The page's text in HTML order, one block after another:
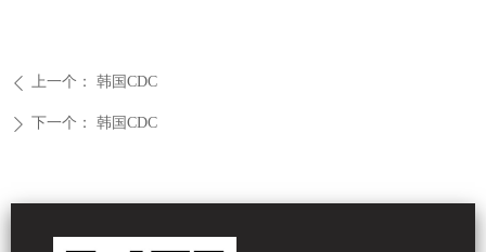
ꄴ 上一个： 韩国CDC
ꄲ 下一个： 韩国CDC